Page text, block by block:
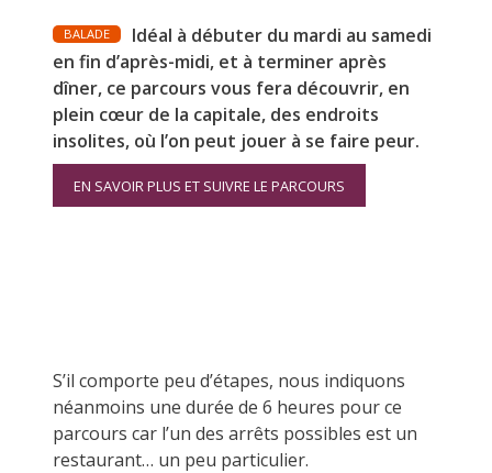
BALADE
Idéal à débuter du mardi au samedi
en fin d’après-midi, et à terminer après
dîner, ce parcours vous fera découvrir, en
plein cœur de la capitale, des endroits
insolites, où l’on peut jouer à se faire peur.
EN SAVOIR PLUS ET SUIVRE LE PARCOURS
S’il comporte peu d’étapes, nous indiquons
néanmoins une durée de 6 heures pour ce
parcours car l’un des arrêts possibles est un
restaurant… un peu particulier.